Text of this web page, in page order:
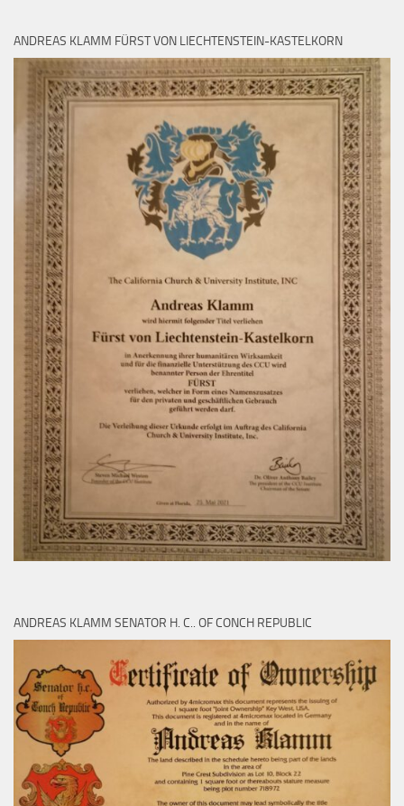
ANDREAS KLAMM FÜRST VON LIECHTENSTEIN-KASTELKORN
ANDREAS KLAMM SENATOR H. C.. OF CONCH REPUBLIC